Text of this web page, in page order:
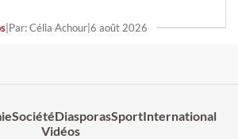
|Par: Célia Achour|6 août 2026
SociétéDiasporasSportInternational
Vidéos